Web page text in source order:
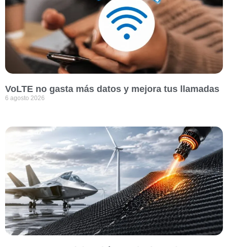
VoLTE no gasta más datos y mejora tus llamadas
6 agosto 2026